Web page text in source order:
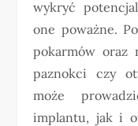
wykryć
one poważne.
pokarmów oraz
paznokci czy
może
implantu, jak i